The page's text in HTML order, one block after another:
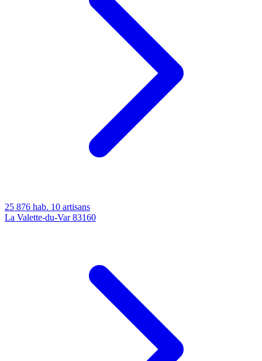
25 876 hab. 10 artisans
La Valette-du-Var 83160